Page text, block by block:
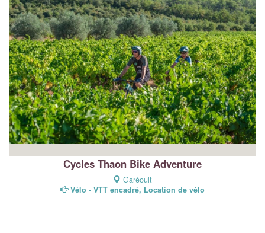
Cycles Thaon Bike Adventure
Garéoult
Vélo - VTT encadré, Location de vélo